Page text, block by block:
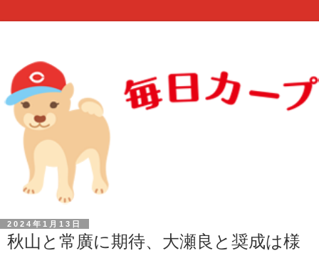
2024年1月13日
秋山と常廣に期待、大瀬良と奨成は様